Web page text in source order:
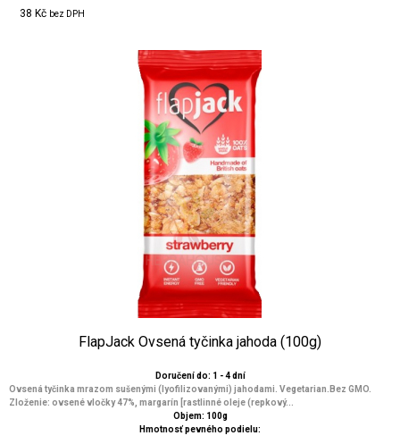
38 Kč bez DPH
FlapJack Ovsená tyčinka jahoda (100g)
Doručení do: 1 - 4 dní
Ovsená tyčinka mrazom sušenými (lyofilizovanými) jahodami. Vegetarian.Bez GMO.
Zloženie: ovsené vločky 47%, margarín [rastlinné oleje (repkový...
Objem: 100g
Hmotnosť pevného podielu: